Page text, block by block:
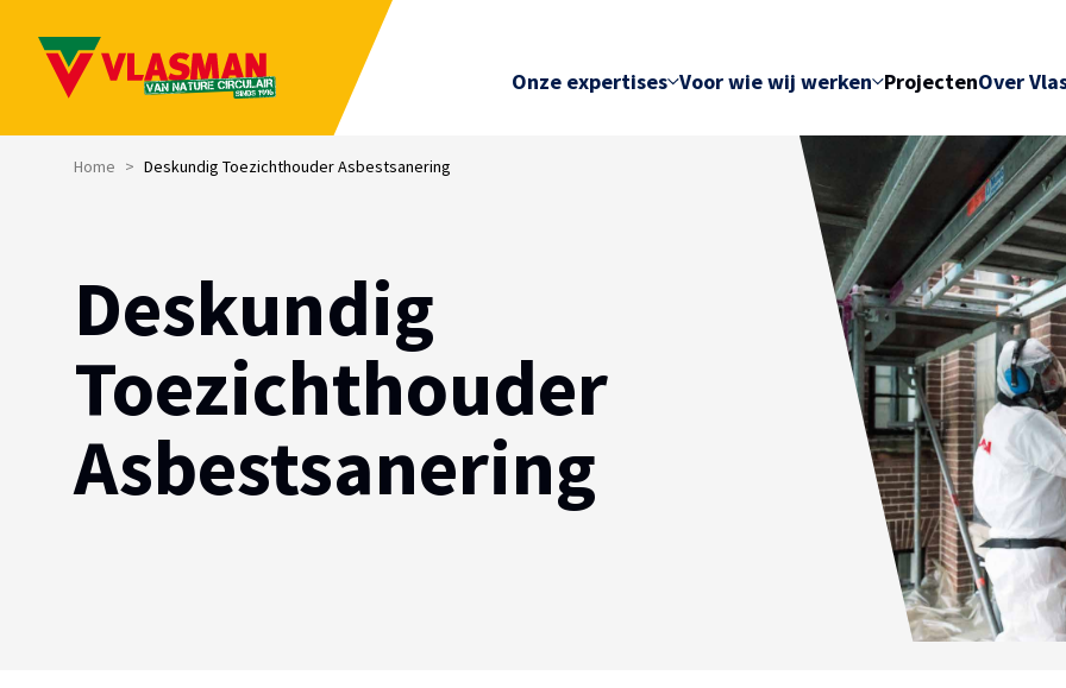
Onze expertises Voor wie wij werken ProjectenOver
Home > Deskundig Toezichthouder Asbestsanering
Deskundig
Toezichthouder
Asbestsanering